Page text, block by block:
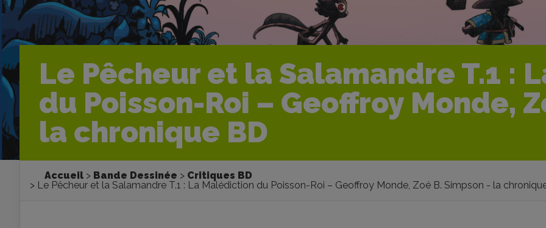
Le Pêcheur et la Salamandre T.1 :
du Poisson-Roi – Geoffroy Monde,
la chronique BD
Accueil Bande Dessinée
Critiques BD
Le Pêcheur et la Salamandre T.1 : La Malédiction du Poisson-Roi – Geoffroy Monde, Zoé B. Simpson - la